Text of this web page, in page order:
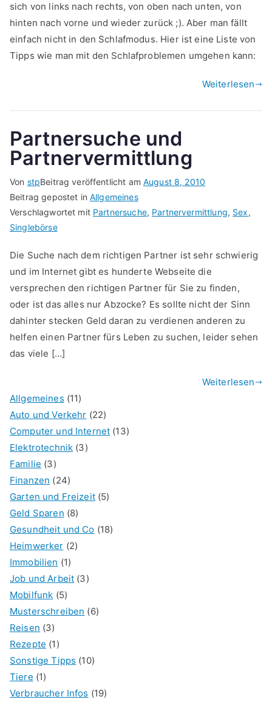
sich von links nach rechts, von oben nach unten, von
hinten nach vorne und wieder zurück ;). Aber man fällt
einfach nicht in den Schlafmodus. Hier ist eine Liste von
Tipps wie man mit den Schlafproblemen umgehen kann:
Weiterlesen
Partnersuche und
Partnervermittlung
Von stpBeitrag veröffentlicht am August 8, 2010
Beitrag gepostet inAllgemeines
Verschlagwortet mit Partnersuche, Partnervermittlung, Sex,
Singlebörse
Die Suche nach dem richtigen Partner ist sehr schwierig
und im Internet gibt es hunderte Webseite die
versprechen den richtigen Partner für Sie zu finden,
oder ist das alles nur Abzocke? Es sollte nicht der Sinn
dahinter stecken Geld daran zu verdienen anderen zu
helfen einen Partner fürs Leben zu suchen, leider sehen
das viele […]
Weiterlesen
Allgemeines (11)
Auto und Verkehr (22)
Computer und Internet (13)
Elektrotechnik (3)
Familie (3)
Finanzen (24)
Garten und Freizeit(5)
Geld Sparen (8)
Gesundheit und Co (18)
Heimwerker (2)
Immobilien (1)
Job und Arbeit (3)
Mobilfunk (5)
Musterschreiben (6)
Reisen (3)
Rezepte (1)
Sonstige Tipps (10)
Tiere (1)
Verbraucher Infos (19)